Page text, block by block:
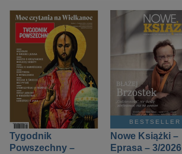
Tygodnik
Powszechny –
BESTSELLER
Nowe Książki –
Eprasa – 3/2026